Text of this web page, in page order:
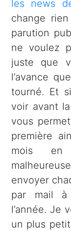
les news
change
parution
ne voulez
juste que
l’avance
tourné. Et
voir avant
vous
première
mois
envoyer
par mail à
l’année. Je
un plus